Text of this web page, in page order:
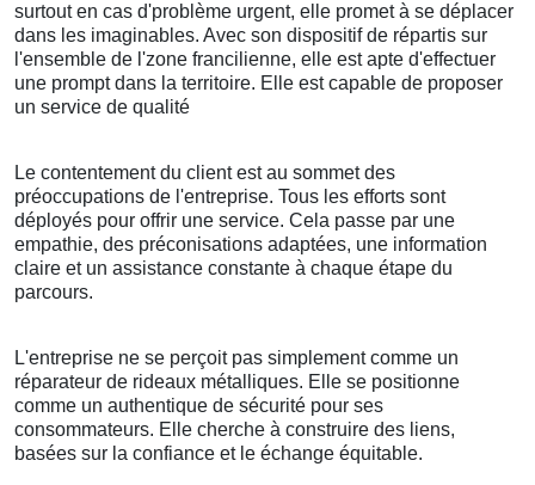
surtout en cas d'problème urgent, elle promet à se déplacer
dans les imaginables. Avec son dispositif de répartis sur
l'ensemble de l'zone francilienne, elle est apte d'effectuer
une prompt dans la territoire. Elle est capable de proposer
un service de qualité
Le contentement du client est au sommet des
préoccupations de l'entreprise. Tous les efforts sont
déployés pour offrir une service. Cela passe par une
empathie, des préconisations adaptées, une information
claire et un assistance constante à chaque étape du
parcours.
L'entreprise ne se perçoit pas simplement comme un
réparateur de rideaux métalliques. Elle se positionne
comme un authentique de sécurité pour ses
consommateurs. Elle cherche à construire des liens,
basées sur la confiance et le échange équitable.